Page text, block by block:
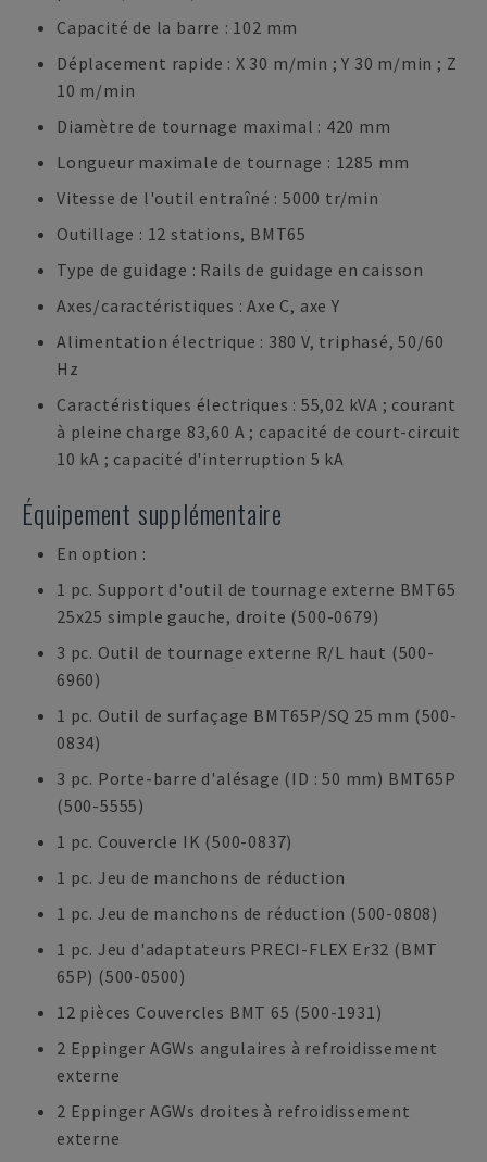
Capacité de la barre : 102 mm
Déplacement rapide : X 30 m/min ; Y 30 m/min ; Z
10 m/min
Diamètre de tournage maximal : 420 mm
Longueur maximale de tournage : 1285 mm
Vitesse de l'outil entraîné : 5000 tr/min
Outillage : 12 stations, BMT65
Type de guidage : Rails de guidage en caisson
Axes/caractéristiques : Axe C, axe Y
Alimentation électrique : 380 V, triphasé, 50/60
Hz
Caractéristiques électriques : 55,02 kVA ; courant
à pleine charge 83,60 A ; capacité de court-circuit
10 kA ; capacité d'interruption 5 kA
Équipement supplémentaire
En option :
1 pc. Support d'outil de tournage externe BMT65
25x25 simple gauche, droite (500-0679)
3 pc. Outil de tournage externe R/L haut (500-
6960)
1 pc. Outil de surfaçage BMT65P/SQ 25 mm (500-
0834)
3 pc. Porte-barre d'alésage (ID : 50 mm) BMT65P
(500-5555)
1 pc. Couvercle IK (500-0837)
1 pc. Jeu de manchons de réduction
1 pc. Jeu de manchons de réduction (500-0808)
1 pc. Jeu d'adaptateurs PRECI-FLEX Er32 (BMT
65P) (500-0500)
12 pièces Couvercles BMT 65 (500-1931)
2 Eppinger AGWs angulaires à refroidissement
externe
2 Eppinger AGWs droites à refroidissement
externe